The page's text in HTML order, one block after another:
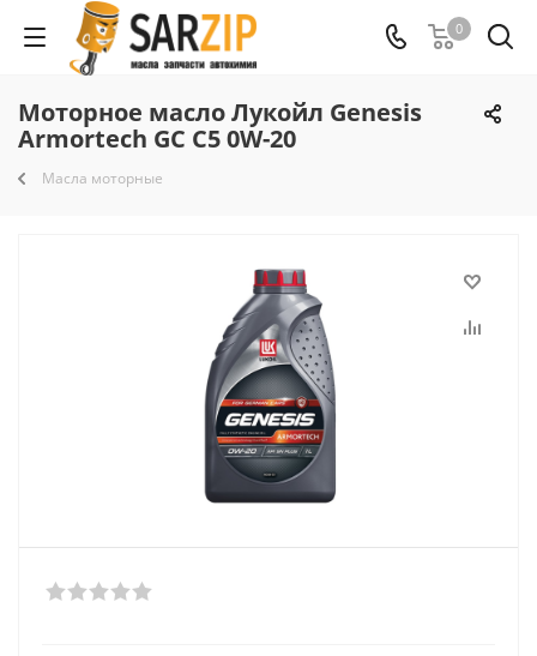
0
Моторное масло Лукойл Genesis
Armortech GC С5 0W-20
Масла моторные